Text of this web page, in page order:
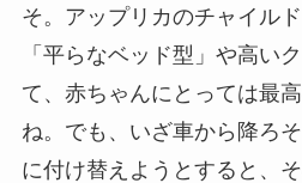
そ。アップリカのチャイル
「平らなベッド型」や高い
て、赤ちゃんにとっては最
ね。でも、いざ車から降ろ
に付け替えようとすると、